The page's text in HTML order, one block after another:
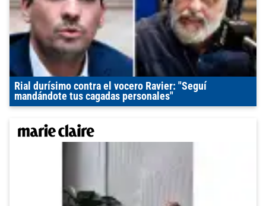
Rial durísimo contra el vocero Ravier: "Seguí
mandándote tus cagadas personales"